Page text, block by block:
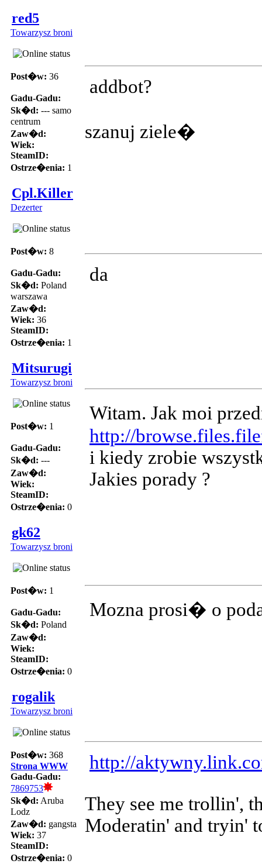
red5
Towarzysz broni
Post�w: 36
Gadu-Gadu:
Sk�d: --- samo
centrum
Zaw�d:
Wiek:
SteamID:
Ostrze�enia: 1
addbot?
szanuj ziele�
Cpl.Killer
Dezerter
Post�w: 8
Gadu-Gadu:
Sk�d: Poland
warszawa
Zaw�d:
Wiek: 36
SteamID:
Ostrze�enia: 1
da
Mitsurugi
Towarzysz broni
Post�w: 1
Gadu-Gadu:
Sk�d: ---
Zaw�d:
Wiek:
SteamID:
Ostrze�enia: 0
Witam. Jak moi
http://
i kiedy zrobie
Jakies porady ?
gk62
Towarzysz broni
Post�w: 1
Gadu-Gadu:
Sk�d: Poland
Zaw�d:
Wiek:
SteamID:
Ostrze�enia: 0
Mozna prosi� o
rogalik
Towarzysz broni
Post�w: 368
Strona WWW
Gadu-Gadu:
7869753
Sk�d: Aruba
Lodz
Zaw�d: gangsta
Wiek: 37
SteamID:
Ostrze�enia: 0
http://
They see me trollin',
Moderatin' and tryin'